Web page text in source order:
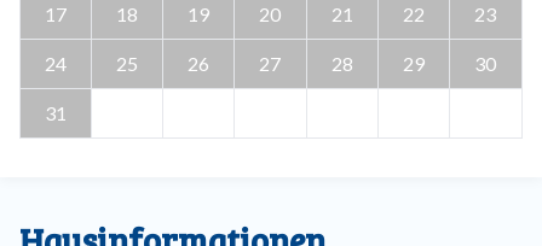
17 18 19 20 21 22 23
24 25 26 27 28 29 30
31